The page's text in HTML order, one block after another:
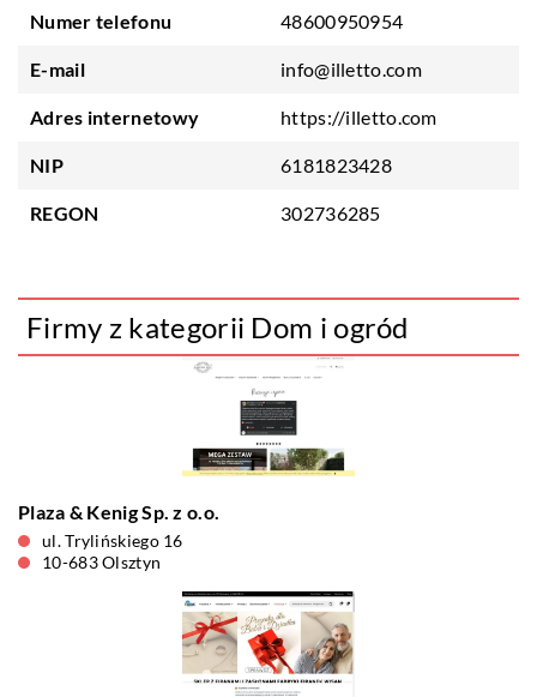
Numer telefonu 48600950954
E-mail info@illetto.com
Adres internetowy https://illetto.com
NIP 6181823428
REGON 302736285
Firmy z kategorii Dom i ogród
Plaza & Kenig Sp. z o.o.
ul. Trylińskiego 16
10-683 Olsztyn